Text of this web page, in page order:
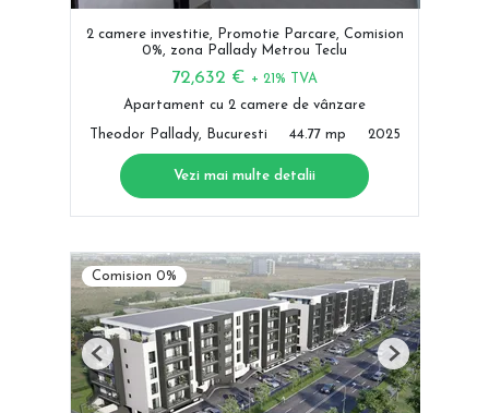
2 camere investitie, Promotie Parcare, Comision
0%, zona Pallady Metrou Teclu
72,632 € + 21% TVA
Apartament cu 2 camere de vânzare
Theodor Pallady, Bucuresti 44.77 mp 2025
Vezi mai multe detalii
Comision 0%
Previous Next